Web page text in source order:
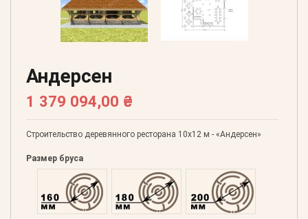
Андерсен
1 379 094,00 ₴
Строительство деревянного ресторана 10х12 м - «Андерсен»
Размер бруса
Оцилиндрованний 160Оцилиндрованний 180Оцилиндрованний